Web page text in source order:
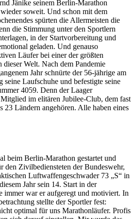
Jänike seinem Berlin-Marathon
soweit. Und schon mit dem
spürten die Allermeisten die
die Stimmung unter den Sportlern
in der Startvorbereitung und
geladen. Und genauso
Läufer bei einer der größten
dieser Welt. Nach dem Pandemie
Jahr schnürte der 56-jährige am
seine Laufschuhe und befestigte seine
4059. Denn der Laager
im elitären Jubilee-Club, dem fast
23 Ländern angehören. Alle haben eines
beim Berlin-Marathon gestartet und
den Zivilbediensteten der Bundeswehr,
Luftwaffengeschwader 73 „S“ in
Jahr sein 14. Start in der
immer war er aufgeregt und motiviert. In
stellte der Sportler fest:
optimal für uns Marathonläufer. Profis